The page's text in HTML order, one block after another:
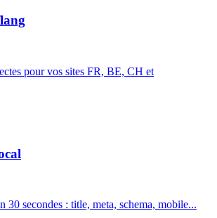
pour vos sites FR, BE, CH et
30 secondes : title, meta, schema, mobile...